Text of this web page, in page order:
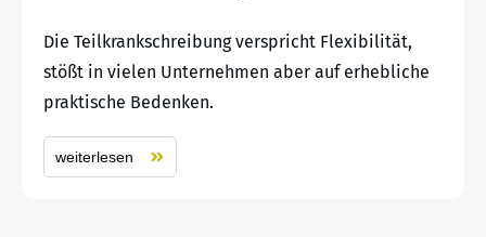
Die Teilkrankschreibung verspricht Flexibilität,
stößt in vielen Unternehmen aber auf erhebliche
praktische Bedenken.
weiterlesen